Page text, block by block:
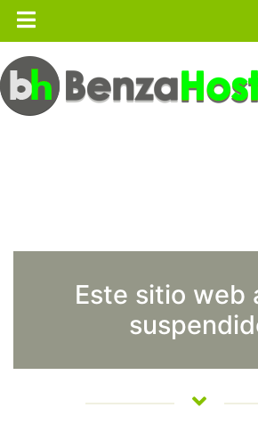
Este sitio web